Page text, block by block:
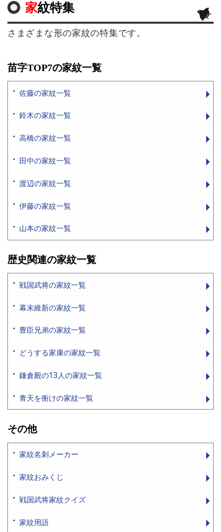
家紋特集
さまざまな形の家紋の特集です。
苗字TOP7の家紋一覧
佐藤の家紋一覧
鈴木の家紋一覧
高橋の家紋一覧
田中の家紋一覧
渡辺の家紋一覧
伊藤の家紋一覧
山本の家紋一覧
歴史関連の家紋一覧
戦国武将の家紋一覧
幕末維新の家紋一覧
豊臣兄弟の家紋一覧
どうする家康の家紋一覧
鎌倉殿の13人の家紋一覧
青天を衝けの家紋一覧
その他
家紋名刺メーカー
家紋おみくじ
戦国武将家紋クイズ
家紋用語